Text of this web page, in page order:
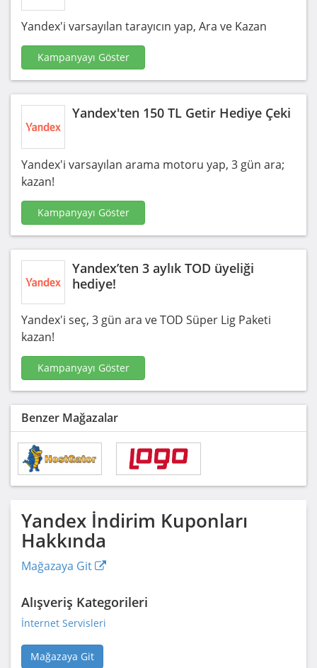
Yandex'i varsayılan tarayıcın yap, Ara ve Kazan
Kampanyayı Göster
Yandex'ten 150 TL Getir Hediye Çeki
Yandex'i varsayılan arama motoru yap, 3 gün ara;
kazan!
Kampanyayı Göster
Yandex’ten 3 aylık TOD üyeliği
hediye!
Yandex'i seç, 3 gün ara ve TOD Süper Lig Paketi
kazan!
Kampanyayı Göster
Benzer Mağazalar
Yandex İndirim Kuponları
Hakkında
Mağazaya Git
Alışveriş Kategorileri
İnternet Servisleri
Mağazaya Git